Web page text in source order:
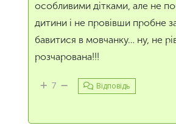
особливими дітками, але не
дитини і не провівши пробне
бавитися в мовчанку… ну, не
розчарована!!!
7 Відповідь